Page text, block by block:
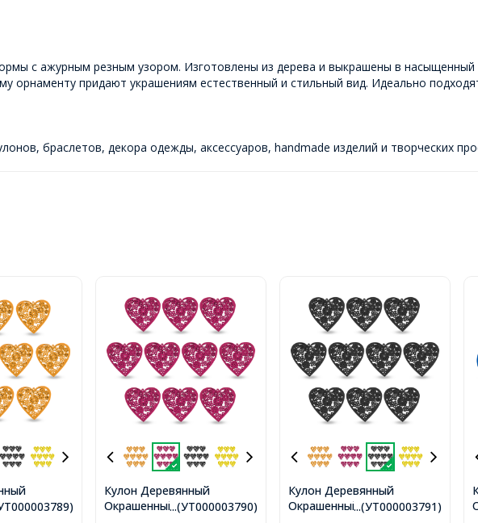
с ажурным резным узором. Изготовлены из дерева и выкрашены в насыщенный
орнаменту придают украшениям естественный и стильный вид. Идеально
браслетов, декора одежды, аксессуаров, handmade изделий и творческих
...(УТ000003790)
Кулон Деревянный
Окрашенный, Сердце,
...(УТ000003791)
Кулон Деревянный
Окрашенный, Сердце,